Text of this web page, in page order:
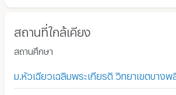
สถานที่ใกล้เคียง
สถานศึกษา
ม.หัวเฉียวเฉลิมพระเกียรติ วิทยาเขตบางพ